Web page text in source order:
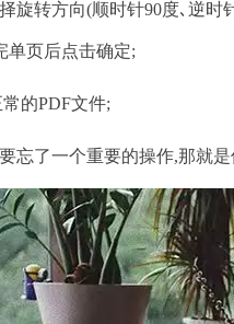
转方向(顺时针90度､逆时
单页后点击确定;
的PDF文件;
了一个重要的操作,那就是